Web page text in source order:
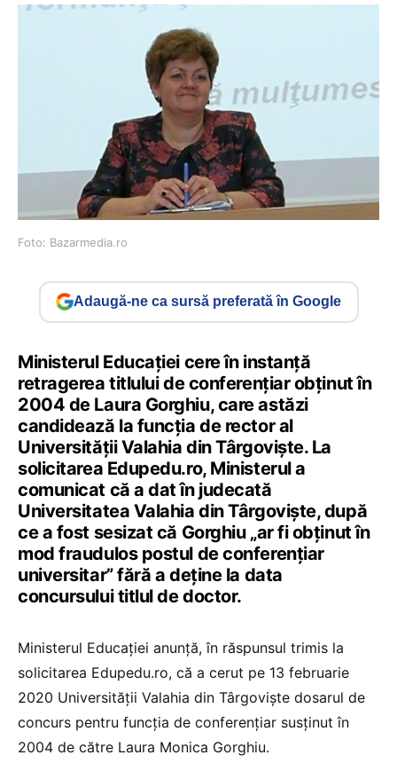
Foto: Bazarmedia.ro
Adaugă-ne ca sursă preferată în Google
Ministerul Educației cere în instanță
retragerea titlului de conferențiar obținut în
2004 de Laura Gorghiu, care astăzi
candidează la funcția de rector al
Universităţii Valahia din Târgovişte. La
solicitarea Edupedu.ro, Ministerul a
comunicat că a dat în judecată
Universitatea Valahia din Târgovişte, după
ce a fost sesizat că Gorghiu „ar fi obținut în
mod fraudulos postul de conferențiar
universitar” fără a deține la data
concursului titlul de doctor.
Ministerul Educației anunță, în răspunsul trimis la
solicitarea Edupedu.ro, că a cerut pe 13 februarie
2020 Universității Valahia din Târgoviște dosarul de
concurs pentru funcția de conferențiar susținut în
2004 de către Laura Monica Gorghiu.